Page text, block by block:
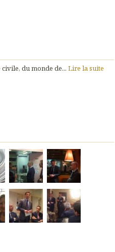
civile, du monde de... Lire la suite